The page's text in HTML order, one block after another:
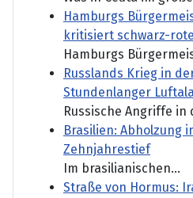
Hamburgs
kritisiert schwarz-
Hamburgs
Russlands Krieg in
Stundenlanger
Russische Angriffe in
Brasilien: Abholzung
Zehnjahrestief
Im brasilianischen...
Straße von Hormus: